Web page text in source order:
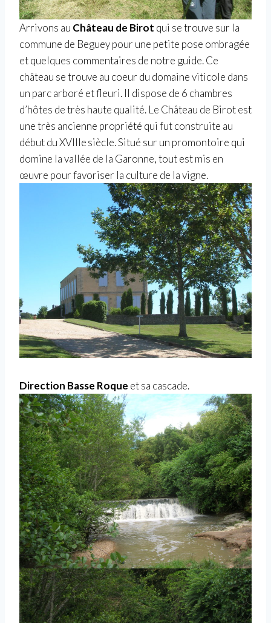
Arrivons au Château de Birot qui se trouve sur la
commune de Beguey pour une petite pose ombragée
et quelques commentaires de notre guide. Ce
château se trouve au coeur du domaine viticole dans
un parc arboré et fleuri. Il dispose de 6 chambres
d’hôtes de très haute qualité. Le Château de Birot est
une très ancienne propriété qui fut construite au
début du XVIIIesiècle. Situé sur un promontoire qui
domine la vallée de la Garonne, tout est mis en
œuvre pour favoriser la culture de la vigne.
Direction Basse Roque et sa cascade.